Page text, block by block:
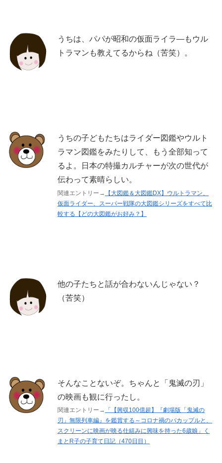
うちは、パパが昭和の仮面ライラ―もウル
トラマンも教えてるからね（苦笑）。
うちの子どもたちはライダー図鑑やウルト
ラマン図鑑をみたりして、もう全部知って
るよ。日本の特撮カルチャーが次の世代が
伝わって素晴らしい。
関連エントリー→
【大図鑑＆大図鑑DX】ウルトラマン、
仮面ライダー、スーパー戦隊の大図鑑シリーズをすべて比
較する【どの大図鑑がお好み？】
他の子たちと話が合わないんじゃない？
（苦笑）
そんなことないぞ。ちゃんと「鬼滅の刃」
の映画も観に行ったし。
関連エントリー→
「【興収100億超】『劇場版「鬼滅の
刃」無限列車編』を鑑賞する～コロナ禍のバカップルと、
スクリーンに映画が映る仕組みに興味を持った6歳娘」く
まとR子の子育て日記（470日目）